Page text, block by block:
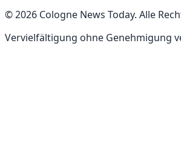
©2026 Cologne News Today. Alle
Vervielfältigung ohne Genehmigung